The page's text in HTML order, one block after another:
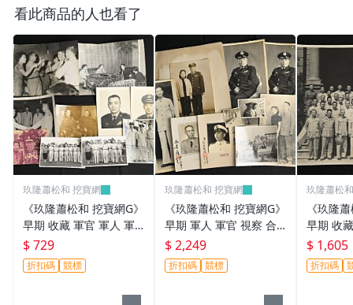
看此商品的人也看了
玖隆蕭松和 挖寶網
《玖隆蕭松和 挖寶網G》
早期 收藏 軍官 軍人 軍
眷 餐會 合影 舊相片 一
批(13194)
$ 729
折扣碼 競標
玖隆蕭松和 挖寶網
《玖隆蕭松和 挖寶網G》
早期 軍人 軍官 視察 合
影 舊相片 一批(13200)
$ 2,249
折扣碼 競標
玖隆蕭松
《玖隆
早期 收
軍官 合
$ 1,605
折扣碼